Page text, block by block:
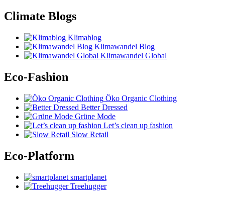
Climate Blogs
Klimablog
Klimawandel Blog
Klimawandel Global
Eco-Fashion
Öko Organic Clothing
Better Dressed
Grüne Mode
Let’s clean up fashion
Slow Retail
Eco-Platform
smartplanet
Treehugger